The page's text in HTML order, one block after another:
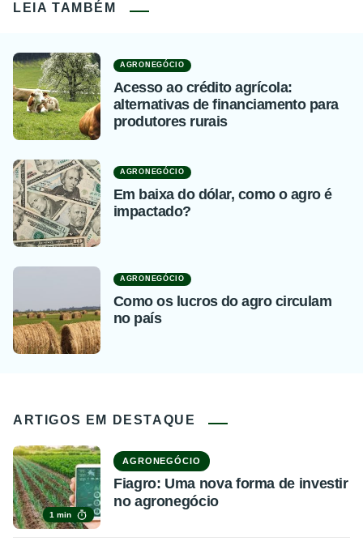
LEIA TAMBÉM
AGRONEGÓCIO
Acesso ao crédito agrícola:
alternativas de financiamento para
produtores rurais
AGRONEGÓCIO
Em baixa do dólar, como o agro é
impactado?
AGRONEGÓCIO
Como os lucros do agro circulam
no país
ARTIGOS EM DESTAQUE
1 min
AGRONEGÓCIO
Fiagro: Uma nova forma de investir
no agronegócio